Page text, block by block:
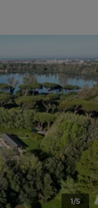
1/5